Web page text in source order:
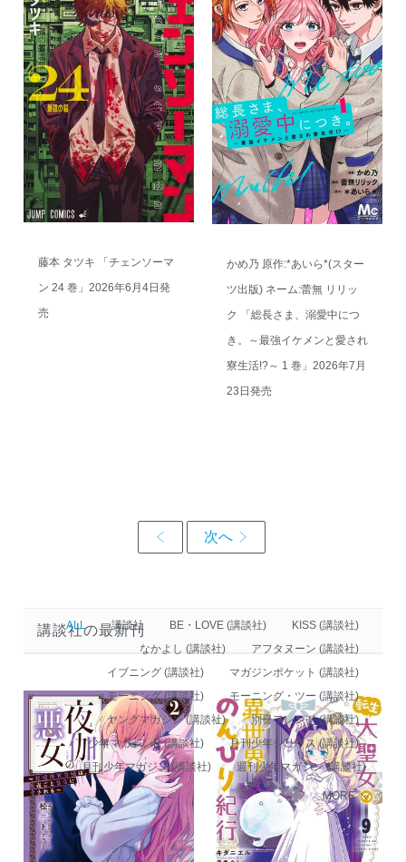
藤本 タツキ 「チェンソーマ
ン 24 巻」2026年6月4日発
売
かめ乃 原作:*あいら*(スター
ツ出版) ネーム:蕾無 リリッ
ク 「総長さま、溺愛中につ
き。～最強イケメンと愛され
寮生活!?～ 1 巻」2026年7月
23日発売
講談社の最新刊
ALL 講談社 BE・LOVE (講談社)
KISS (講談社)
なかよし (講談社)
アフタヌーン (講談社)
イブニング (講談社)
マガジンポケット (講談社)
モーニング (講談社)
モーニング・ツー (講談社)
ヤングマガジン (講談社)
別冊フレンド (講談社)
少年マガジンR (講談社)
月刊少年シリウス (講談社)
月刊少年マガジン (講談社)
週刊少年マガジン (講談社)
MORE